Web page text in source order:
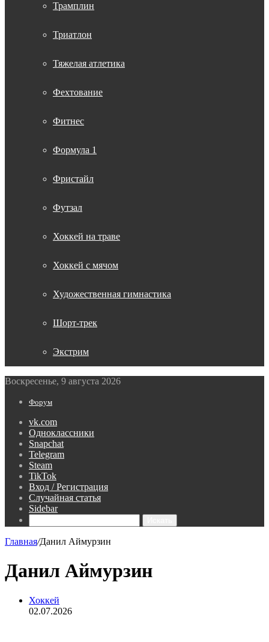
Трамплин
Триатлон
Тяжелая атлетика
Фехтование
Фитнес
Формула 1
Фристайл
Футзал
Хоккей на траве
Хоккей с мячом
Художественная гимнастика
Шорт-трек
Экстрим
Воскресенье, 9 августа 2026
Форум
vk.com
Одноклассники
Snapchat
Telegram
Steam
TikTok
Вход / Регистрация
Случайная статья
Sidebar
Главная/Данил Аймурзин
Данил Аймурзин
Хоккей
02.07.2026